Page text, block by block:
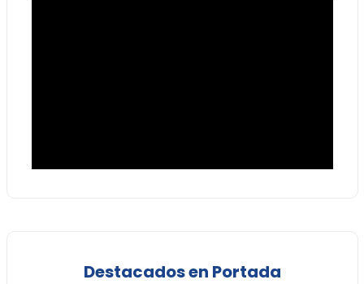
Destacados en Portada